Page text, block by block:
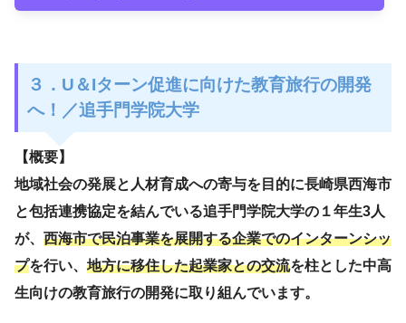
３．U＆Iターン促進に向けた教育旅行の開発
へ！／追手門学院大学
【概要】
地域社会の発展と人材育成への寄与を目的に長崎県西海市
と包括連携協定を結んでいる追手門学院大学の１年生3人
が、 西海市で民泊事業を展開する企業でのインターンシッ
プを行い、 地方に移住した起業家との交流を柱とした中高
生向けの教育旅行の開発に取り組んでいます。